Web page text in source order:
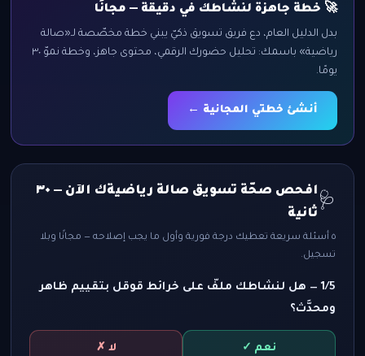
🚀 خطة جاهزة لنشاطك في دقيقة — مجانًا
بدل الدليل العام، دع فريق تسويق ذكيّ يبني خطة مخصّصة لـ«صالة
رياضية» باسمك: تحليل حضورك الرقمي، محتوى جاهز، وخطة نموّ ٣٠
يومًا.
أنشئ خطتي المجانية ←
🩺
افحص صحّة تسويق صالة رياضيةك الآن — ٣٠
ثانية
٥ أسئلة سريعة تعطيك درجة فورية وأول ما يجب إصلاحه — مجانًا وبلا
تسجيل.
1/5 — هل لنشاطك ملفّ على خرائط قوقل بتقييم ظاهر
ومحدَّث؟
نعم ✓ لا ✗